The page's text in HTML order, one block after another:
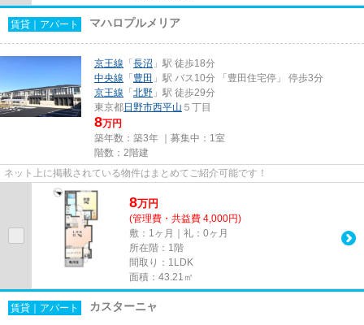
賃貸｜アパート マハロプルメリア
京王線 「長沼 」駅 徒歩18分
中央線 「豊田 」駅 バス10分 「豊田住宅停」 停歩3分
京王線 「北野 」駅 徒歩29分
東京都日野市西平山 ５丁目
8万円
築年数：築3年 ｜募集中： 1室
階数：2階建
ネット上に掲載されている物件はまとめてご紹介可能です！
8万円
(管理費・共益費 4,000円)
敷：1ヶ月｜礼：0ヶ月
所在階：1階
間取り：1LDK
面積：43.21㎡
賃貸｜アパート カスターニャ